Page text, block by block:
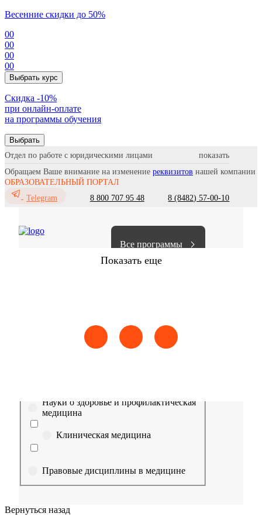
Весенние скидки до 50%
00
00
00
00
Выбрать курс
Cкидка -10%
при онлайн-оплате
на программы обучения
Выбрать
Отдел по работе с юридическими лицами
Обращаем Ваше внимание на изменение реквизитов нашей компании
ОБРАЗОВАТЕЛЬНЫЙ ПОРТАЛ
Telegram
8 800 707 95 48 8 (8482) 57-00-10
Все программы
Показать еще
Сестринское дело Эпидемиология Медицинская помощь
Выберите направление
Науки о здоровье и профилактическая
медицина
Клиническая медицина
Правовые дисциплины в медицине
Вернуться назад